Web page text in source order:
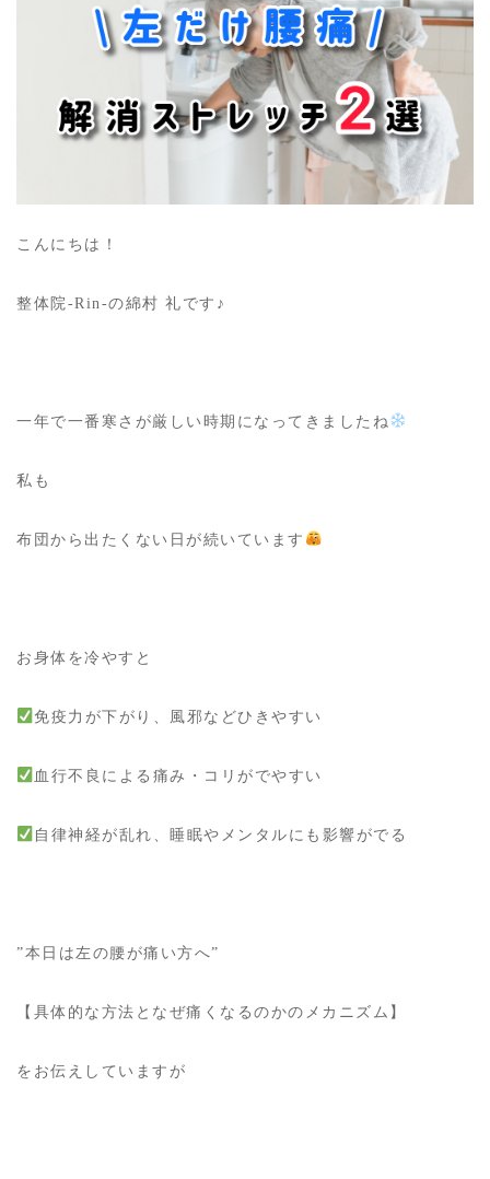
こんにちは！
整体院-Rin-の綿村 礼です♪
一年で一番寒さが厳しい時期になってきましたね
私も
布団から出たくない日が続いています
お身体を冷やすと
免疫力が下がり、風邪などひきやすい
血行不良による痛み・コリがでやすい
自律神経が乱れ、睡眠やメンタルにも影響がでる
”本日は左の腰が痛い方へ”
【具体的な方法となぜ痛くなるのかのメカニズム】
をお伝えしていますが